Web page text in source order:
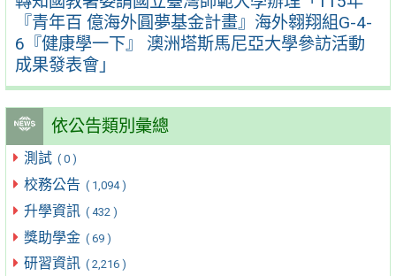
『青年百 億海外圓夢基金計畫』海外翱翔組G-4-
6『健康學一下』 澳洲塔斯馬尼亞大學參訪活動
成果發表會」
依公告類別彙總
測試 ( 0 )
校務公告 ( 1,094 )
升學資訊 ( 432 )
獎助學金 ( 69 )
研習資訊 ( 2,216 )